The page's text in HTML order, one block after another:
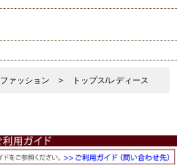
ファッション > トップス/レディース